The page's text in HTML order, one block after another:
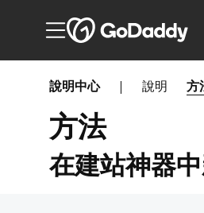
說明中心 說明 方
方法
在建站神器